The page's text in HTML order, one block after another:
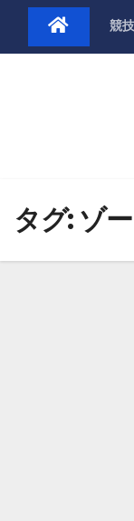
Skip
content
競
タグ: ゾ